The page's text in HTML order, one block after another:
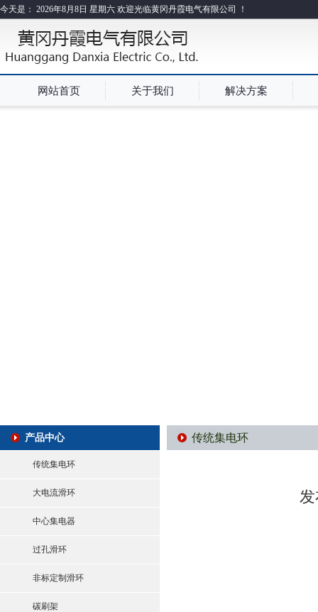
今天是： 2026年8月8日 星期六 欢迎光临黄冈丹霞电气有限公司 ！
网站首页 关于我们 解决方案
产品中心
传统集电环
大电流滑环
中心集电器
过孔滑环
非标定制滑环
碳刷架
传统集电环
发